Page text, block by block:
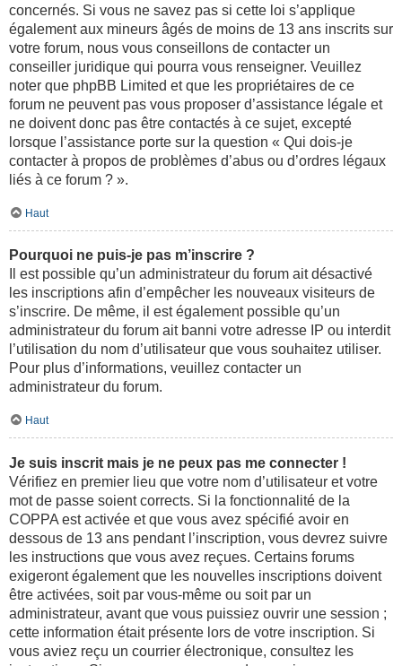
concernés. Si vous ne savez pas si cette loi s’applique
également aux mineurs âgés de moins de 13 ans inscrits sur
votre forum, nous vous conseillons de contacter un
conseiller juridique qui pourra vous renseigner. Veuillez
noter que phpBB Limited et que les propriétaires de ce
forum ne peuvent pas vous proposer d’assistance légale et
ne doivent donc pas être contactés à ce sujet, excepté
lorsque l’assistance porte sur la question « Qui dois-je
contacter à propos de problèmes d’abus ou d’ordres légaux
liés à ce forum ? ».
Haut
Pourquoi ne puis-je pas m’inscrire ?
Il est possible qu’un administrateur du forum ait désactivé
les inscriptions afin d’empêcher les nouveaux visiteurs de
s’inscrire. De même, il est également possible qu’un
administrateur du forum ait banni votre adresse IP ou interdit
l’utilisation du nom d’utilisateur que vous souhaitez utiliser.
Pour plus d’informations, veuillez contacter un
administrateur du forum.
Haut
Je suis inscrit mais je ne peux pas me connecter !
Vérifiez en premier lieu que votre nom d’utilisateur et votre
mot de passe soient corrects. Si la fonctionnalité de la
COPPA est activée et que vous avez spécifié avoir en
dessous de 13 ans pendant l’inscription, vous devrez suivre
les instructions que vous avez reçues. Certains forums
exigeront également que les nouvelles inscriptions doivent
être activées, soit par vous-même ou soit par un
administrateur, avant que vous puissiez ouvrir une session ;
cette information était présente lors de votre inscription. Si
vous aviez reçu un courrier électronique, consultez les